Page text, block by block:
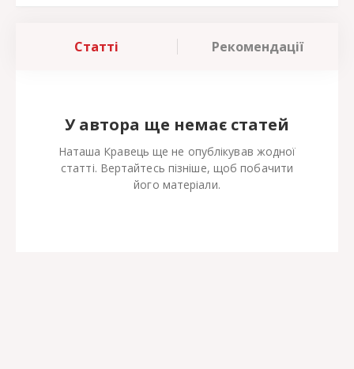
Статті Рекомендації
У автора ще немає статей
Наташа Кравець ще не опублікував жодної
статті. Вертайтесь пізніше, щоб побачити
його матеріали.